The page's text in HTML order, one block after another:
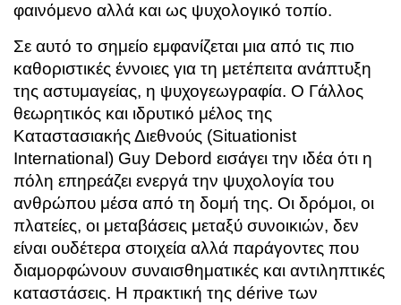
φαινόμενο αλλά και ως ψυχολογικό τοπίο.
Σε αυτό το σημείο εμφανίζεται μια από τις πιο
καθοριστικές έννοιες για τη μετέπειτα ανάπτυξη
της αστυμαγείας, η ψυχογεωγραφία. Ο Γάλλος
θεωρητικός και ιδρυτικό μέλος της
Καταστασιακής Διεθνούς (Situationist
International) Guy Debord εισάγει την ιδέα ότι η
πόλη επηρεάζει ενεργά την ψυχολογία του
ανθρώπου μέσα από τη δομή της. Οι δρόμοι, οι
πλατείες, οι μεταβάσεις μεταξύ συνοικιών, δεν
είναι ουδέτερα στοιχεία αλλά παράγοντες που
διαμορφώνουν συναισθηματικές και αντιληπτικές
καταστάσεις. Η πρακτική της dérive των